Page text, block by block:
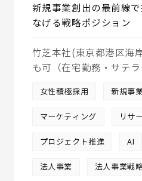
新規事業創出の最前線
なげる戦略ポジション
竹芝本社(東京都港区海
も可（在宅勤務・サテ
女性積極採用 新規事
マーケティング リサ
プロジェクト推進 AI
法人事業 法人事業戦